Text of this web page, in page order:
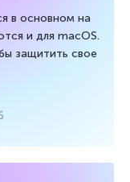
в основном на
и для macOS.
защитить свое